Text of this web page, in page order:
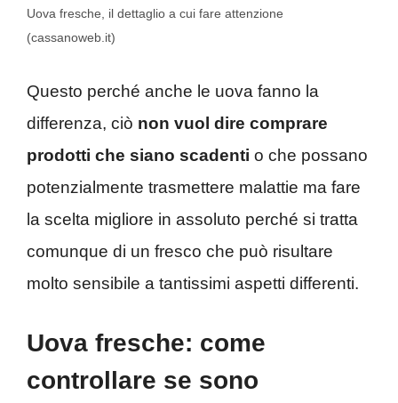
Uova fresche, il dettaglio a cui fare attenzione
(cassanoweb.it)
Questo perché anche le uova fanno la
differenza, ciò non vuol dire comprare
prodotti che siano scadenti o che possano
potenzialmente trasmettere malattie ma fare
la scelta migliore in assoluto perché si tratta
comunque di un fresco che può risultare
molto sensibile a tantissimi aspetti differenti.
Uova fresche: come
controllare se sono